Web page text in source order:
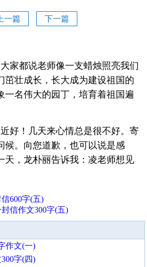
上一篇 下一篇
家都说老师像一支蜡烛照亮我们
茁壮成长，长大成为建设祖国的
一名伟大的园丁，培育着祖国遍
好！几天来心情总是很不好。寄
候。向您道歉，也可以说是感
天，龙朴丽告诉我：凌老师想见
600字(五)
信作文300字(五)
作文(一)
字(四)